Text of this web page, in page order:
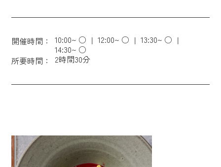
開催時間： 10:00~ ○ 12:00~ ○
13:30~ ○
14:30~ ○
所要時間：
2時間30分